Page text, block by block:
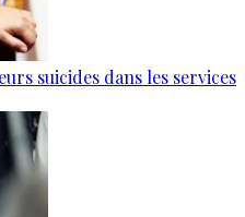
suicides dans les services